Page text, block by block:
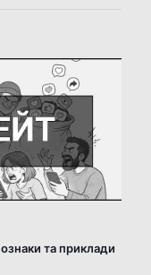
та приклади